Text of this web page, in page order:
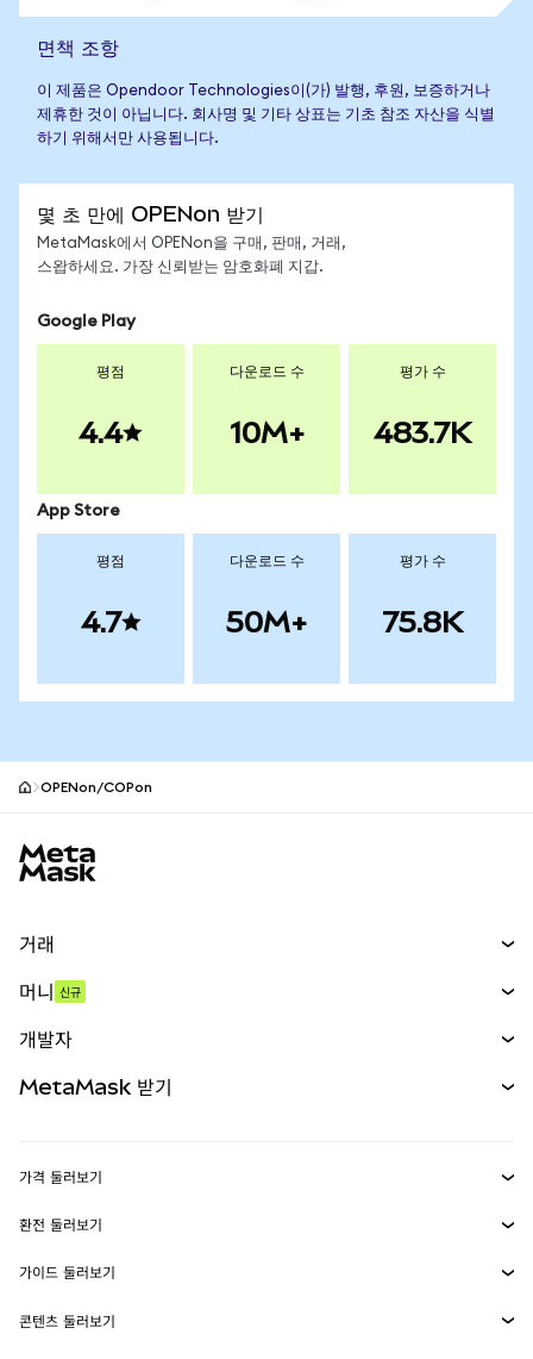
면책 조항
이 제품은 Opendoor Technologies이(가) 발행, 후원, 보증하거나
제휴한 것이 아닙니다. 회사명 및 기타 상표는 기초 참조 자산을 식별
하기 위해서만 사용됩니다.
몇 초 만에 OPENon 받기
MetaMask에서 OPENon을 구매, 판매, 거래,
스왑하세요. 가장 신뢰받는 암호화폐 지갑.
Google Play
평점
4.4
다운로드 수
10M+
평가 수
483.7K
App Store
평점
4.7
다운로드 수
50M+
평가 수
75.8K
OPENon/COPon
거래
무기한 선물
실물자산
머니 신규
개발자
MetaMask Connect
Snaps
웹3 서비스
MetaMask 받기
보안
고객 지원
가격 둘러보기
이더리움 가격
솔라나 가격
환전 둘러보기
ETH를 USD로 환전
USDT를 INR로 환전
가이드 둘러보기
ETH 매수
콘텐츠 둘러보기